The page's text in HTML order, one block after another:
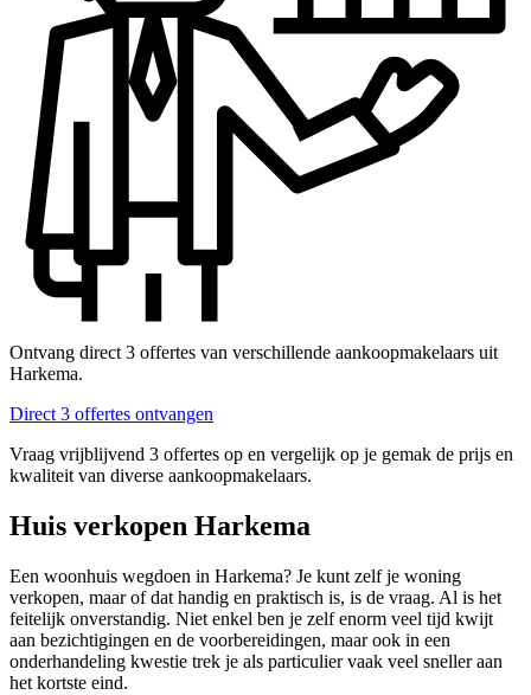
Ontvang direct 3 offertes van verschillende aankoopmakelaars uit
Harkema.
Direct 3 offertes ontvangen
Vraag vrijblijvend 3 offertes op en vergelijk op je gemak de prijs en
kwaliteit van diverse aankoopmakelaars.
Huis verkopen Harkema
Een woonhuis wegdoen in Harkema? Je kunt zelf je woning
verkopen, maar of dat handig en praktisch is, is de vraag. Al is het
feitelijk onverstandig. Niet enkel ben je zelf enorm veel tijd kwijt
aan bezichtigingen en de voorbereidingen, maar ook in een
onderhandeling kwestie trek je als particulier vaak veel sneller aan
het kortste eind.